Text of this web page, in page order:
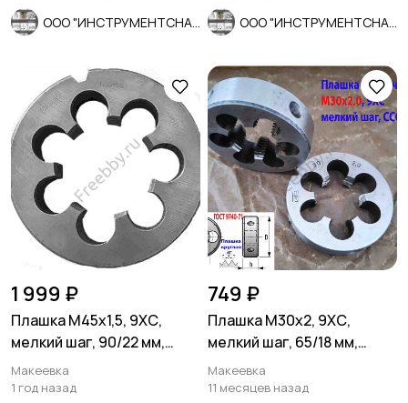
1 999 ₽
Плашка М45х1,5, 9ХС,
мелкий шаг, 90/22 мм,
ГОСТ 7740-71, сделано в
ССС
Макеевка
1 год назад
749 ₽
Плашка М30х2, 9ХС,
мелкий шаг, 65/18 мм,
ГОСТ 7740-71, СССР
Макеевка
11 месяцев назад